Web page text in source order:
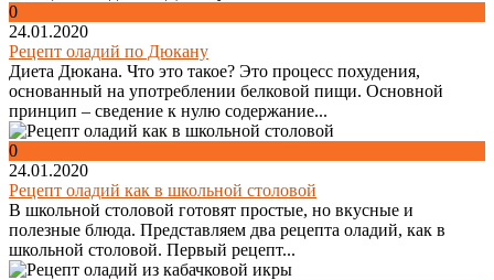
0
24.01.2020
Рецепт оладий по Дюкану
Диета Дюкана. Что это такое? Это процесс похудения,
основанный на употреблении белковой пищи. Основной
принцип – сведение к нулю содержание...
0
24.01.2020
Рецепт оладий как в школьной столовой
В школьной столовой готовят простые, но вкусные и
полезные блюда. Представляем два рецепта оладий, как в
школьной столовой. Первый рецепт...